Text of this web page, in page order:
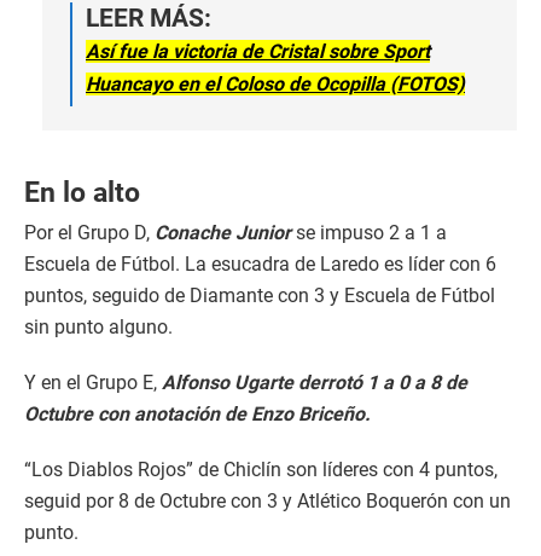
LEER MÁS:
Así fue la victoria de Cristal sobre Sport
Huancayo en el Coloso de Ocopilla (FOTOS)
En lo alto
Por el Grupo D, Conache Juniorse impuso 2 a 1 a
Escuela de Fútbol. La esucadra de Laredo es líder con 6
puntos, seguido de Diamante con 3 y Escuela de Fútbol
sin punto alguno.
Y en el Grupo E, Alfonso Ugarte derrotó 1 a 0 a 8 de
Octubre con anotación de Enzo Briceño.
“Los Diablos Rojos” de Chiclín son líderes con 4 puntos,
seguid por 8 de Octubre con 3 y Atlético Boquerón con un
punto.